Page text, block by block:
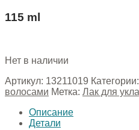
115 ml
Нет в наличии
Артикул: 13211019 Категории:
волосами Метка: Лак для
Описание
Детали